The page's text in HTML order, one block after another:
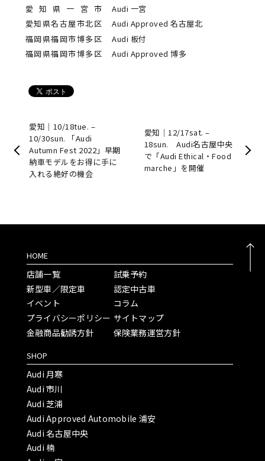
愛知県一宮市
Audi 一宮
愛知県名古屋市北区
Audi Approved 名古屋北
福岡県福岡市博多区
Audi 板付
福岡県福岡市博多区
Audi Approved 博多
愛知｜10/18tue. –
10/30sun. 「Audi
Autumn Fest 2022」早期
納車モデルをお得に手に
入れる絶好の機会
愛知｜12/17sat. –
18sun. Audi名古屋中央
で「Audi Ethical・Food
marche」を開催
HOME
店舗一覧
新型車／限定車
イベント
プライバシーポリシー
金融商品勧誘方針
試乗予約
認定中古車
コラム
サイトマップ
保険業務運営方針
SHOP
Audi 月寒
Audi 市川
Audi 芝浦
Audi Approved Automobile 浦安
Audi 名古屋中央
Audi 楠